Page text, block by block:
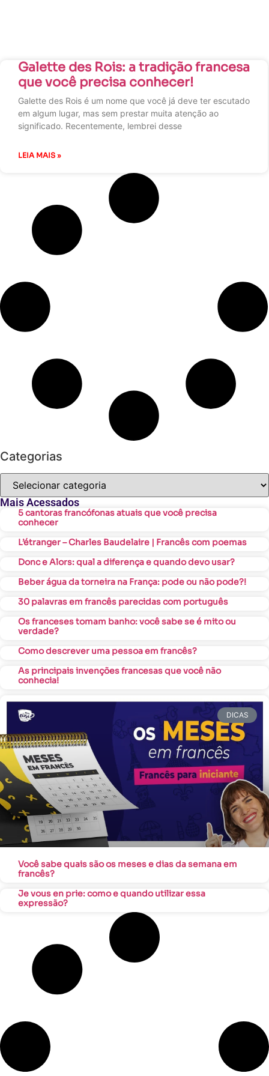
Galette des Rois: a tradição francesa
que você precisa conhecer!
Galette des Rois é um nome que você já deve ter escutado
em algum lugar, mas sem prestar muita atenção ao
significado. Recentemente, lembrei desse
LEIA MAIS »
Categorias
Mais Acessados
5 cantoras francófonas atuais que você precisa
conhecer
L’étranger – Charles Baudelaire | Francês com poemas
Donc e Alors: qual a diferença e quando devo usar?
Beber água da torneira na França: pode ou não pode?!
30 palavras em francês parecidas com português
Os franceses tomam banho: você sabe se é mito ou
verdade?
Como descrever uma pessoa em francês?
As principais invenções francesas que você não
conhecia!
DICAS
Você sabe quais são os meses e dias da semana em
francês?
Je vous en prie: como e quando utilizar essa
expressão?